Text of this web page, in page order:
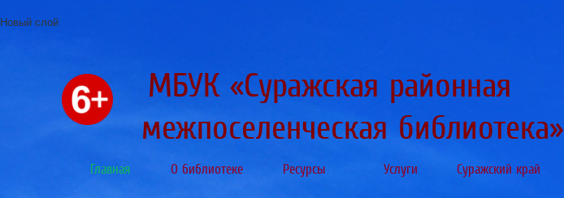
МБУК «Суражская районная
межпоселенческая библиотека»
Главная О библиотеке Ресурсы Услуги Суражский край
Новый слой